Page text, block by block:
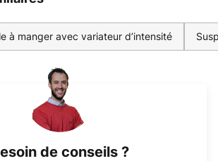
à manger avec variateur d’intensité
de conseils ?